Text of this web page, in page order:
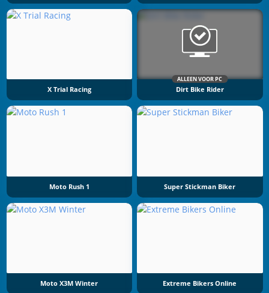
X Trial Racing
ALLEEN VOOR PC
Dirt Bike Rider
Moto Rush 1 Super Stickman Biker
Moto X3M Winter Extreme Bikers Online